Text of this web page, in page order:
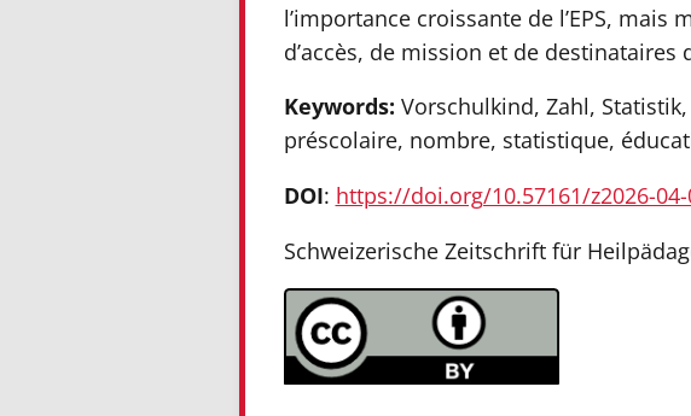
l’importance croissante de l’EPS,
d’accès, de mission et de destinataires
Keywords: Vorschulkind, Zahl,
préscolaire, nombre, statistique,
DOI: https://doi.org/10.57161/z2026-04-
Schweizerische Zeitschrift für